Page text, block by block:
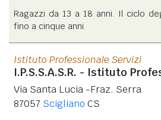
Ragazzi da 13 a 18 anni. Il ciclo
fino a cinque anni.
Istituto Professionale Servizi
I.P.S.S.A.S.R. - Istituto
Via Santa Lucia -Fraz. Serra
87057 Scigliano CS